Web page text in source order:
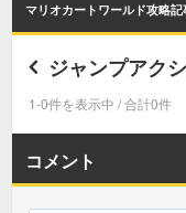
マリオカートワールド攻略記
ジャンプアク
1-0件を表示中 / 合計0件
コメント